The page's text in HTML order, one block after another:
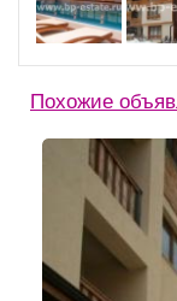
Похожие